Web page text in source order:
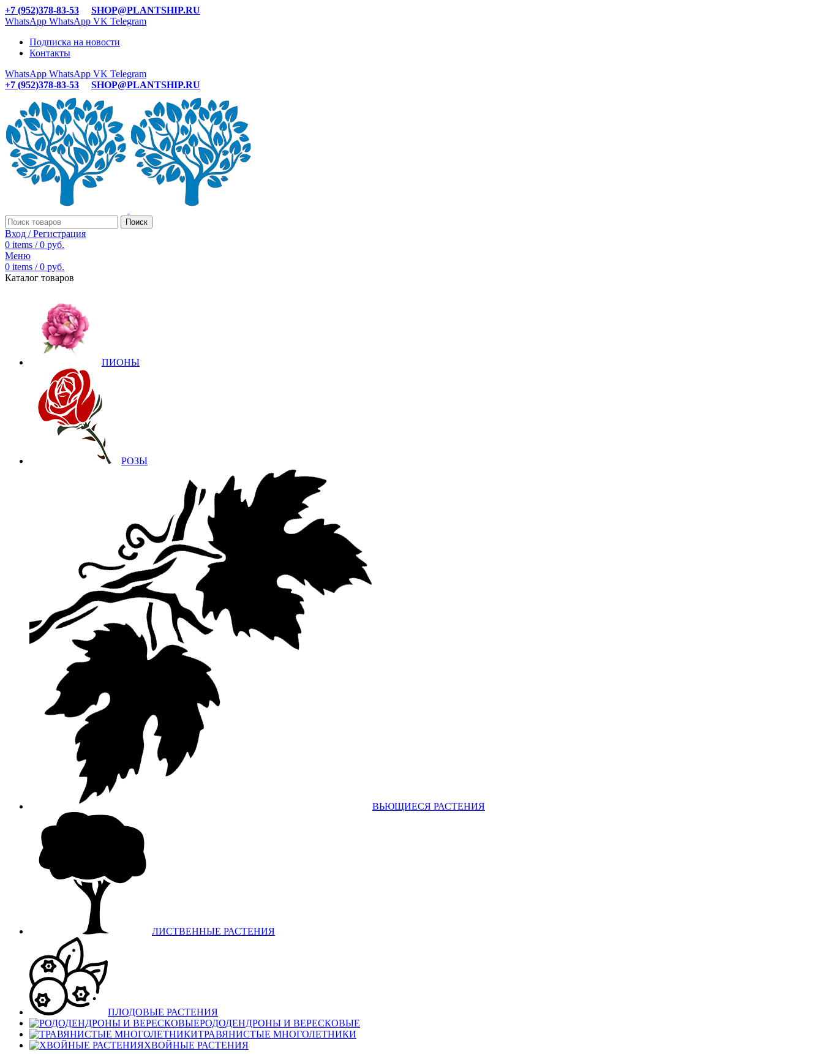
+7 (952)378-83-53
SHOP@PLANTSHIP.RU
WhatsApp WhatsApp VK Telegram
Подписка на новости
Контакты
WhatsApp WhatsApp VK Telegram
+7 (952)378-83-53
SHOP@PLANTSHIP.RU
Поиск
Вход / Регистрация
0 items / 0 руб.
Меню
0 items / 0 руб.
Каталог товаров
ПИОНЫ
РОЗЫ
ВЬЮЩИЕСЯ РАСТЕНИЯ
ЛИСТВЕННЫЕ РАСТЕНИЯ
ПЛОДОВЫЕ РАСТЕНИЯ
РОДОДЕНДРОНЫ И ВЕРЕСКОВЫЕ
ТРАВЯНИСТЫЕ МНОГОЛЕТНИКИ
ХВОЙНЫЕ РАСТЕНИЯ